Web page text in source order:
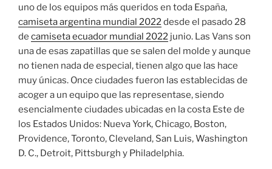
uno de los equipos más queridos en toda España,
camiseta argentina mundial 2022desde el pasado 28
de camiseta ecuador mundial 2022 junio. Las Vans son
una de esas zapatillas que se salen del molde y aunque
no tienen nada de especial, tienen algo que las hace
muy únicas. Once ciudades fueron las establecidas de
acoger a un equipo que las representase, siendo
esencialmente ciudades ubicadas en la costa Este de
los Estados Unidos: Nueva York, Chicago, Boston,
Providence, Toronto, Cleveland, San Luis, Washington
D. C., Detroit, Pittsburgh y Philadelphia.